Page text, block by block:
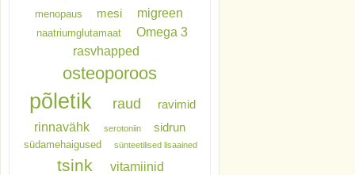
menopaus mesi migreen
naatriumglutamaat
Omega 3
rasvhapped
osteoporoos
põletik raud ravimid
rinnavähk serotoniin sidrun
südamehaigused sünteetilised lisaained
tsink vitamiinid